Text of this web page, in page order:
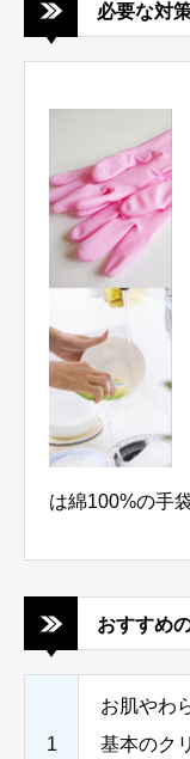
必要な対
は綿100%の手
おすすめ
1
お肌やわ
基本のク